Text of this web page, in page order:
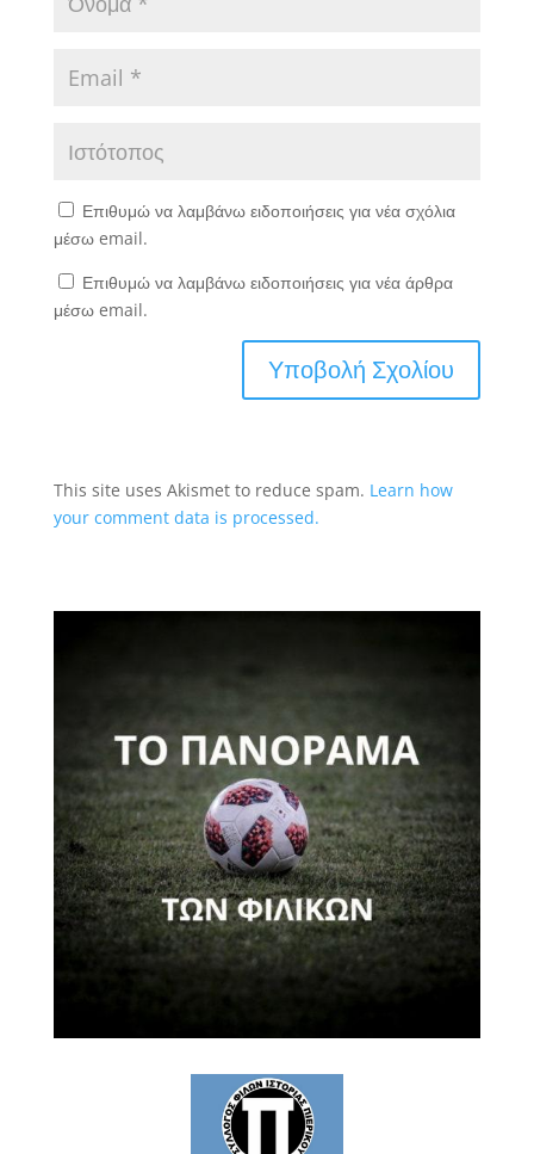
Επιθυμώ να λαμβάνω ειδοποιήσεις για νέα σχόλια
μέσω email.
Επιθυμώ να λαμβάνω ειδοποιήσεις για νέα άρθρα
μέσω email.
This site uses Akismet to reduce spam. Learn how
your comment data is processed.